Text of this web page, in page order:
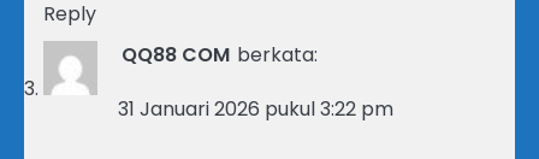
Reply
QQ88 COM berkata:
31 Januari 2026 pukul 3:22 pm